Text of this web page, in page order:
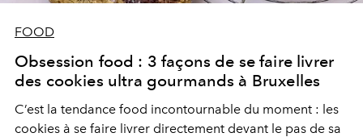
FOOD
Obsession food : 3 façons de se faire livrer
des cookies ultra gourmands à Bruxelles
C’est la tendance food incontournable du moment : les
cookies à se faire livrer directement devant le pas de sa